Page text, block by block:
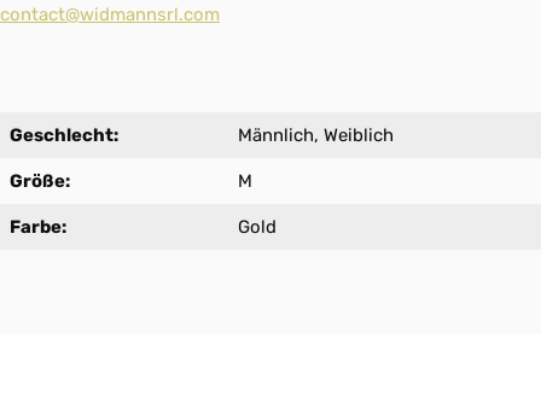
contact@widmannsrl.com
Geschlecht: Männlich, Weiblich
Größe: M
Farbe: Gold